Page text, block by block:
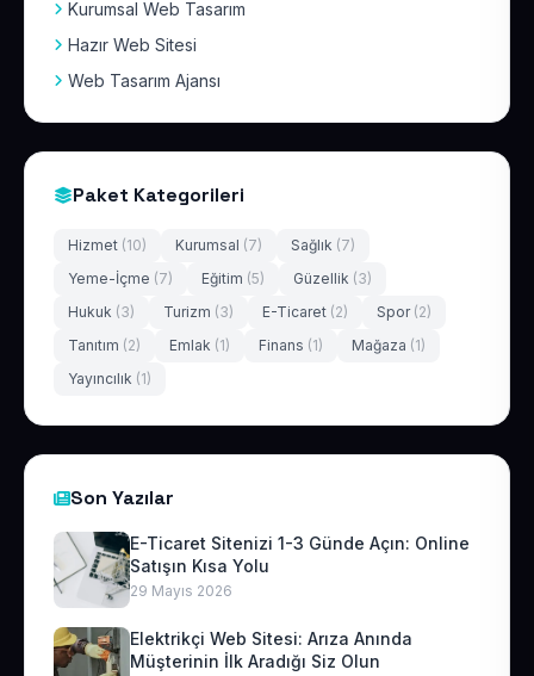
Kurumsal Web Tasarım
Hazır Web Sitesi
Web Tasarım Ajansı
Paket Kategorileri
Hizmet (10) Kurumsal (7) Sağlık (7)
Yeme-İçme (7) Eğitim (5) Güzellik (3)
Hukuk (3) Turizm (3) E-Ticaret (2) Spor (2)
Tanıtım (2) Emlak (1) Finans (1) Mağaza (1)
Yayıncılık (1)
Son Yazılar
E-Ticaret Sitenizi 1-3 Günde Açın: Online
Satışın Kısa Yolu
29 Mayıs 2026
Elektrikçi Web Sitesi: Arıza Anında
Müşterinin İlk Aradığı Siz Olun